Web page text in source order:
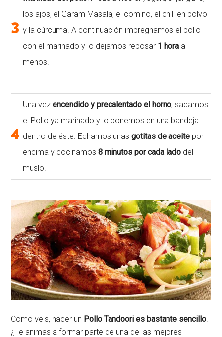
3
los ajos, el Garam Masala, el comino, el chili en polvo
y la cúrcuma. A continuación impregnamos el pollo
con el marinado y lo dejamos reposar 1 hora al
menos.
4
Una vezencendido y precalentado el horno, sacamos
el Pollo ya marinado y lo ponemos en una bandeja
dentro de éste. Echamos unasgotitas de aceite por
encima y cocinamos8 minutos por cada lado del
muslo.
Como veis, hacer un Pollo Tandoori es bastante sencillo.
¿Te animas a formar parte de una de las mejores